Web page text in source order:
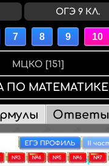
МЦКО [151]
ПО МАТЕМАТИКЕ
Ответы
ОГЭ 9 КЛ.